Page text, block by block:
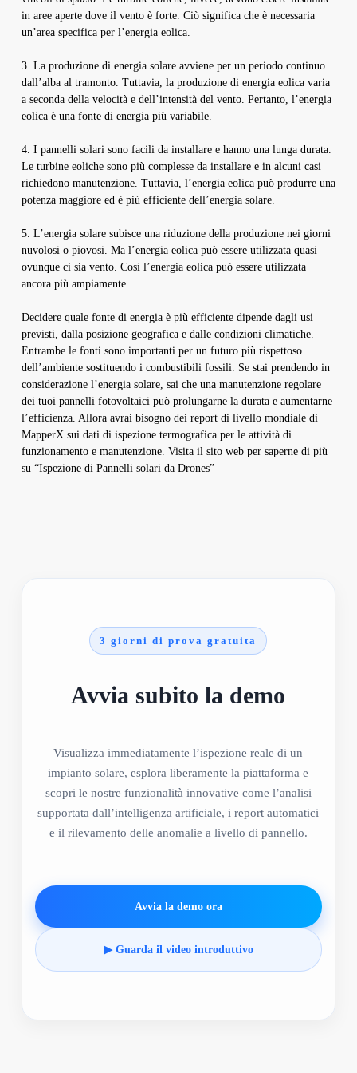
in aree aperte dove il vento è forte. Ciò significa che è necessaria
un’area specifica per l’energia eolica.
3. La produzione di energia solare avviene per un periodo continuo
dall’alba al tramonto. Tuttavia, la produzione di energia eolica varia
a seconda della velocità e dell’intensità del vento. Pertanto, l’energia
eolica è una fonte di energia più variabile.
4. I pannelli solari sono facili da installare e hanno una lunga durata.
Le turbine eoliche sono più complesse da installare e in alcuni casi
richiedono manutenzione. Tuttavia, l’energia eolica può produrre una
potenza maggiore ed è più efficiente dell’energia solare.
5. L’energia solare subisce una riduzione della produzione nei giorni
nuvolosi o piovosi. Ma l’energia eolica può essere utilizzata quasi
ovunque ci sia vento. Così l’energia eolica può essere utilizzata
ancora più ampiamente.
Decidere quale fonte di energia è più efficiente dipende dagli usi
previsti, dalla posizione geografica e dalle condizioni climatiche.
Entrambe le fonti sono importanti per un futuro più rispettoso
dell’ambiente sostituendo i combustibili fossili. Se stai prendendo in
considerazione l’energia solare, sai che una manutenzione regolare
dei tuoi pannelli fotovoltaici può prolungarne la durata e aumentarne
l’efficienza. Allora avrai bisogno dei report di livello mondiale di
MapperX sui dati di ispezione termografica per le attività di
funzionamento e manutenzione. Visita il sito web per saperne di più
su “Ispezione di Pannelli solari da Drones”
3 giorni di prova gratuita
Avvia subito la demo
Visualizza immediatamente l’ispezione reale di un
impianto solare, esplora liberamente la piattaforma e
scopri le nostre funzionalità innovative come l’analisi
supportata dall’intelligenza artificiale, i report automatici
e il rilevamento delle anomalie a livello di pannello.
Avvia la demo ora
▶ Guarda il video introduttivo